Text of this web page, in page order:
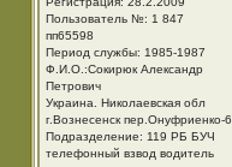
Пользователь №: 1 847
пп65598
Период службы: 1985-1987
Ф.И.О.:Сокирюк Александр
Петрович
Украина. Николаевская обл
г.Вознесенск пер.Онуфриенко-6
Подразделение: 119 РБ БУЧ
телефонный взвод водитель